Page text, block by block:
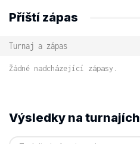
Příští zápas
Turnaj a zápas
Žádné nadcházející zápasy.
Výsledky na turnajích